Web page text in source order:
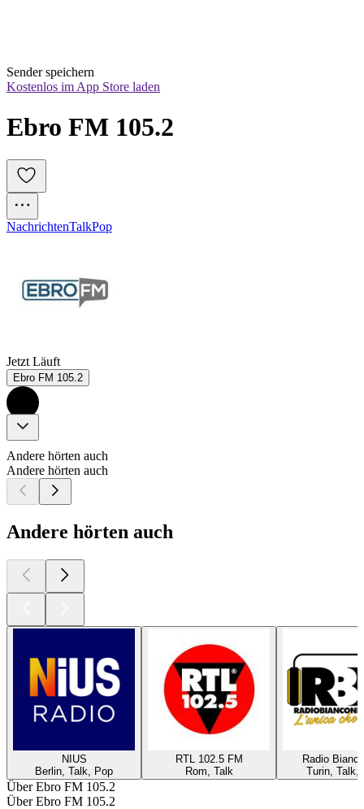
Sender speichern
Kostenlos im App Store laden
Ebro FM 105.2
NachrichtenTalkPop
Jetzt Läuft
Ebro FM 105.2
Andere hörten auch
Andere hörten auch
Andere hörten auch
NIUS
Berlin, Talk, Pop
RTL 102.5 FM
Rom, Talk
Radio
Turin, Talk,
Über Ebro FM 105.2
Über Ebro FM 105.2